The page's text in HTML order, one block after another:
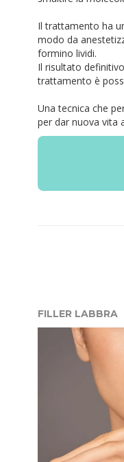
Il trattamento ha
modo da
formino lividi.
Il risultato
trattamento è
Una tecnica che
per dar nuova vita
FILLER LABBRA